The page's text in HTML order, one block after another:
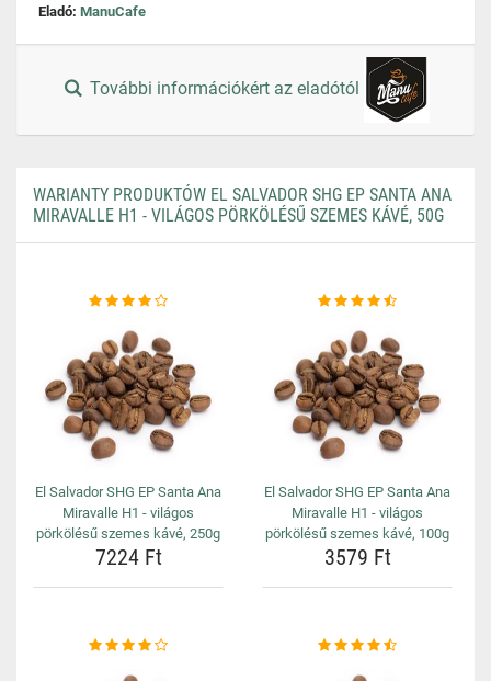
Eladó: ManuCafe
További információkért az eladótól
WARIANTY PRODUKTÓW EL SALVADOR SHG EP SANTA ANA
MIRAVALLE H1 - VILÁGOS PÖRKÖLÉSŰ SZEMES KÁVÉ, 50G
El Salvador SHG EP Santa Ana
Miravalle H1 - világos
pörkölésű szemes kávé, 250g
7224 Ft
El Salvador SHG EP Santa Ana
Miravalle H1 - világos
pörkölésű szemes kávé, 100g
3579 Ft